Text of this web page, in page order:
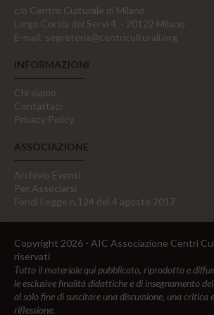
c/o Centro Culturale di Milano
Largo Corsia dei Servi 4, - 20122 Milano
E-mail: segreteria@centriculturali.org
INFORMAZIONI
Chi siamo
Contattaci
Privacy Policy
ASSOCIAZIONE
Archivio Eventi
Per Associarsi
Fondi Legge n.124 del 4 agosto 2017
Copyright 2026 - AIC Associazione Centri
riservati
Tutto il materiale qui pubblicato, riprodotto e
le esclusive finalità didattiche e di insegnamento
al solo fine di suscitare una discussione, una critica
riflessione.